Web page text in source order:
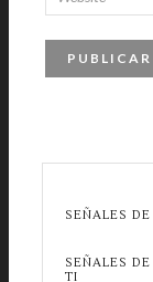
SEÑALES
SEÑALES
TI